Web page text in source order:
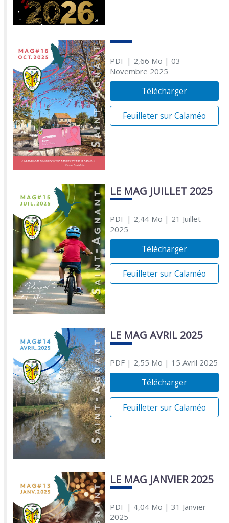
PDF| 2,66 Mo | 03
Novembre 2025
Télécharger
Feuilleter sur Calaméo
LE MAG JUILLET 2025
PDF| 2,44 Mo | 21 Juillet
2025
Télécharger
Feuilleter sur Calaméo
LE MAG AVRIL 2025
PDF| 2,55 Mo | 15 Avril 2025
Télécharger
Feuilleter sur Calaméo
LE MAG JANVIER 2025
PDF| 4,04 Mo | 31 Janvier
2025